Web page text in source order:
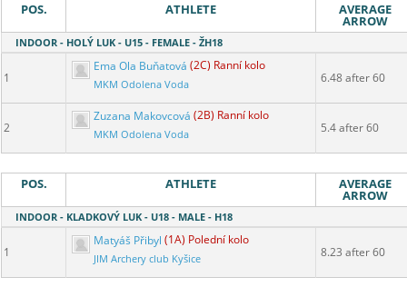
POS. ATHLETE AVERAGE
ARROW
INDOOR - HOLÝ LUK - U15 - FEMALE - ŽH18
1
Ema Ola Buňatová (2C) Ranní kolo
MKM Odolena Voda 6.48 after 60
2
Zuzana Makovcová (2B) Ranní kolo
MKM Odolena Voda 5.4 after 60
POS. ATHLETE AVERAGE
ARROW
INDOOR - KLADKOVÝ LUK - U18 - MALE - H18
1
Matyáš Přibyl (1A) Polední kolo
JIM Archery club Kyšice 8.23 after 60